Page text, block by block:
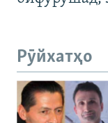
Рӯйхатҳо